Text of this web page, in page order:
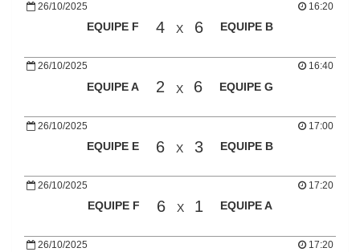
26/10/2025
EQUIPE F 4 X 6 EQUIPE B
16:20
26/10/2025
EQUIPE A 2 X 6 EQUIPE G
16:40
26/10/2025
EQUIPE E 6 X 3 EQUIPE B
17:00
26/10/2025
EQUIPE F 6 X 1 EQUIPE A
17:20
26/10/2025 17:20